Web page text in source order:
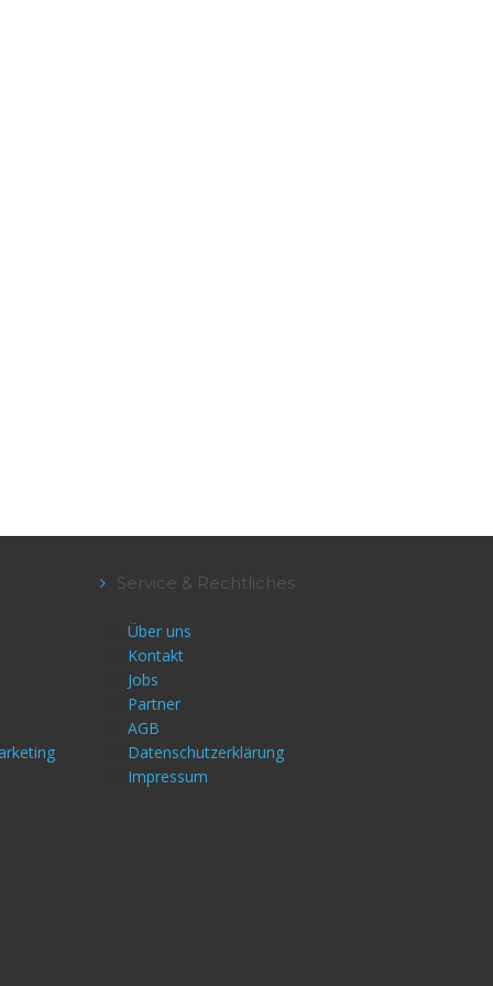
Service & Rechtliches
Über uns
Kontakt
Jobs
Partner
AGB
Datenschutzerklärung
Impressum